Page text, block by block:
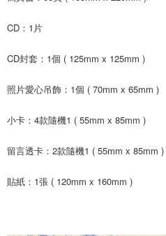
１．於結帳方式選擇「AFTEE先享後付
３．收到繳費通知簡訊後14天內，點擊
※ 請注意：結帳手續完成當下不需立刻
後付繳納相關費用。
※ 交易是否成功請以「AFTEE先享後付
客戶支援中心」https://
【注意事項】
１．透過由恩沛科技股份有限公司提供
每筆NT$60，滿NT$1,599(含以上)
付款後7-11取貨
每筆NT$60，滿NT$1,599(含以上)
每筆NT$90
CD：1片
CD封套：1個 ( 125mm x 125mm )
照片愛心吊飾：1個 ( 70mm x 65mm )
小卡：4款隨機1 ( 55mm x 85mm )
留言透卡：2款隨機1 ( 55mm x 85mm )
貼紙：1張 ( 120mm x 160mm )